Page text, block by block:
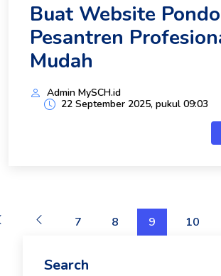
Buat Website
Pesantren
Mudah
Admin MySCH.id
22 September 2025, pukul 09:03
7 8 9 10
Search